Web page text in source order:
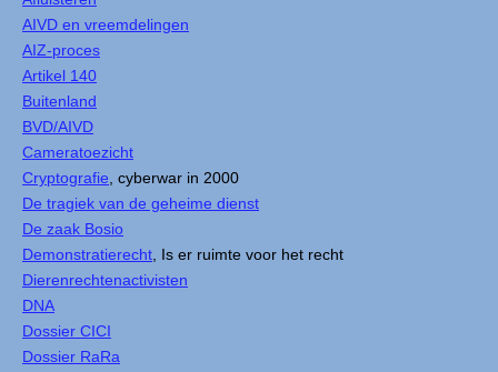
AIVD en vreemdelingen
AIZ-proces
Artikel 140
Buitenland
BVD/AIVD
Cameratoezicht
Cryptografie , cyberwar in 2000
De tragiek van de geheime dienst
De zaak Bosio
Demonstratierecht , Is er ruimte voor het recht
Dierenrechtenactivisten
DNA
Dossier CICI
Dossier RaRa